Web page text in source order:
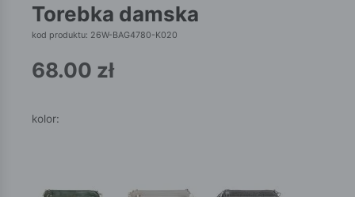
torebka damska
kod produktu: 26W-BAG4780-K020
68.00 zł
kolor: